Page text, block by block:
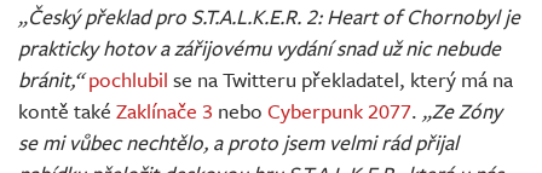
„Český překlad pro S.T.A.L.K.E.R. 2: Heart of Chornobyl je
prakticky hotov a zářijovému vydání snad už nic nebude
bránit,“ pochlubil se na Twitteru překladatel, který má na
kontě také Zaklínače 3 nebo Cyberpunk 2077. „Ze Zóny
se mi vůbec nechtělo, a proto jsem velmi rád přijal